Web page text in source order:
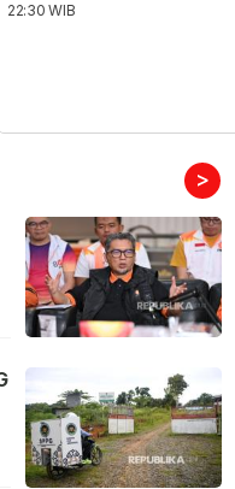
22:30 WIB
>